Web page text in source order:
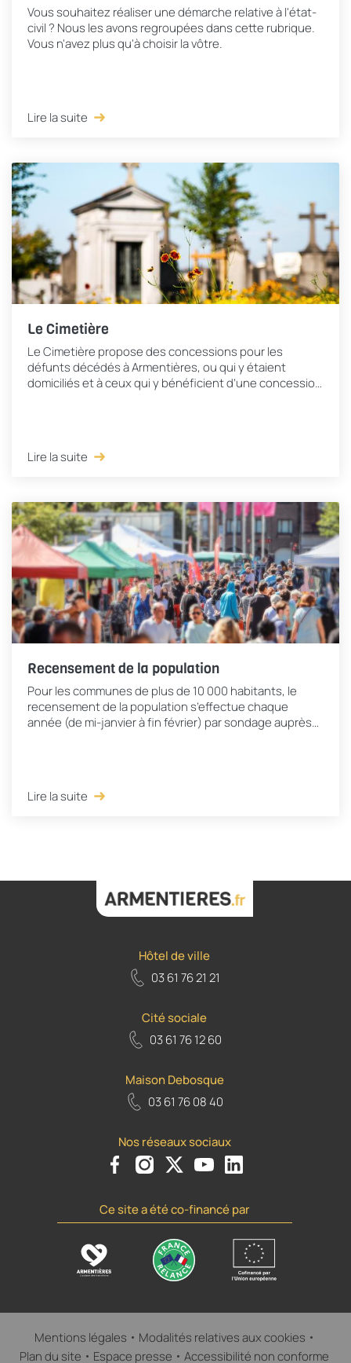
Vous souhaitez réaliser une démarche relative à l'état-
civil ? Nous les avons regroupées dans cette rubrique.
Vous n'avez plus qu'à choisir la vôtre.
Lire la suite
Le Cimetière
Le Cimetière propose des concessions pour les
défunts décédés à Armentières, ou qui y étaient
domiciliés et à ceux qui y bénéficient d’une concession
Lire la suite
Recensement de la population
Pour les communes de plus de 10 000 habitants, le
recensement de la population s’effectue chaque
année (de mi-janvier à fin février) par sondage auprès
Lire la suite
Hôtel de ville
03 61 76 21 21
Cité sociale
03 61 76 12 60
Maison Debosque
03 61 76 08 40
Nos réseaux sociaux
Voir le compte Facebook de la Ville
Voir le compte Instagram de la Ville
Voir le compte Twiiter de la Ville
Voir le compte Youtube de
Voir le compte Flickr
Ce site a été co-financé par
Mentions légales
Modalités relatives aux cookies
Plan du site
Espace presse Accessibilité non conforme